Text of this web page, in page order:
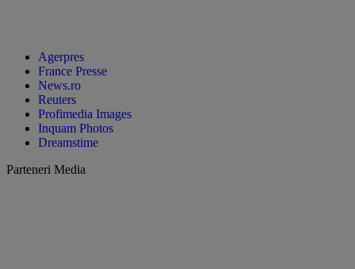
Agerpres
France Presse
News.ro
Reuters
Profimedia Images
Inquam Photos
Dreamstime
Parteneri Media